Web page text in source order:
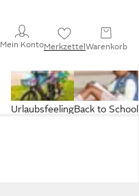
Mein KontoMerkzettelWarenkorb
Back to School
Urlaubsfeeling